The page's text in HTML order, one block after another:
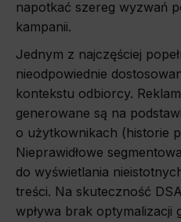
Marketing
Scope responsible for displaying personalized ads that may
and demographic criteria. Also, third-party files that, in
napotkać szereg wyzwań
kampanii.
Jednym z najczęściej
nieodpowiednie
kontekstu odbiorcy.
generowane są na
o użytkownikach (historie
Nieprawidłowe
do wyświetlania
treści. Na skuteczność
wpływa brak